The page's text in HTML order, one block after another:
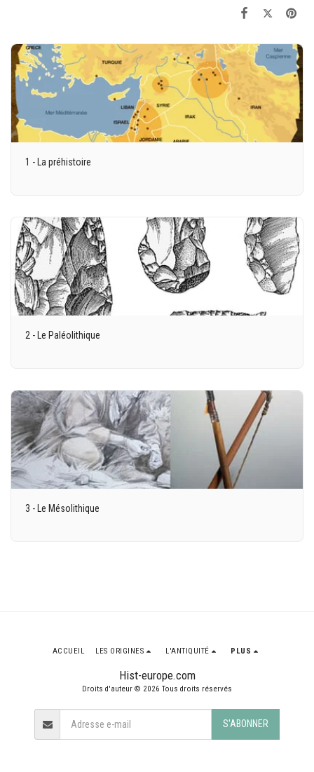
1 - La préhistoire
2 - Le Paléolithique
3 - Le Mésolithique
Hist-europe.com
Droits d'auteur © 2026 Tous droits réservés
ACCUEIL LES ORIGINES L'ANTIQUITÉ PLUS
S'ABONNER